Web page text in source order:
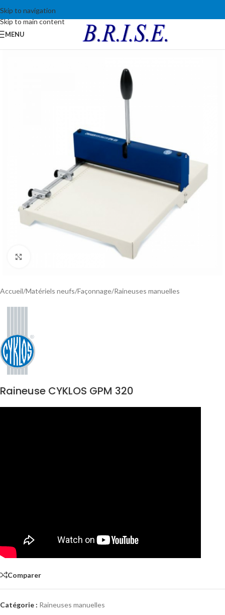
Skip to navigation
Skip to main content
MENU
Accueil/Matériels neufs/Façonnage/Raineuses manuelles
Raineuse CYKLOS GPM 320
Comparer
Catégorie : Raineuses manuelles